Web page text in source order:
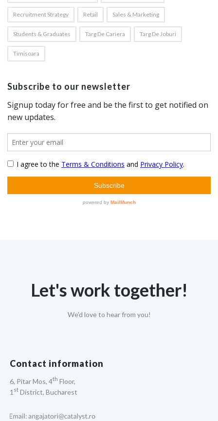
Recruitment Strategy Retail Sales & Marketing
Students & Graduates Targ De Cariera Targ De Joburi
Timisoara
Subscribe to our newsletter
Let's work together!
We'd love to hear from you!
Contact information
6, Pitar Mos, 4th Floor,
1 st District, Bucharest